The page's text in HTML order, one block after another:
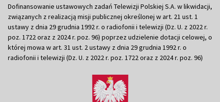
Dofinansowanie ustawowych zadań Telewizji Polskiej S.A. w likwidacji,
związanych z realizacją misji publicznej określonej w art. 21 ust. 1
ustawy z dnia 29 grudnia 1992 r. o radiofonii i telewizji (Dz. U. z 2022 r.
poz. 1722 oraz z 2024 r. poz. 96) poprzez udzielenie dotacji celowej, o
której mowa w art. 31 ust. 2 ustawy z dnia 29 grudnia 1992 r. o
radiofonii i telewizji (Dz. U. z 2022 r. poz. 1722 oraz z 2024 r. poz. 96)